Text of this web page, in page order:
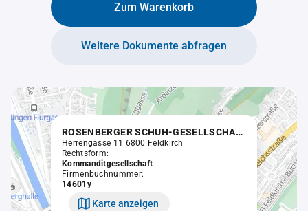
Zum Warenkorb
Weitere Dokumente abfragen
ROSENBERGER SCHUH-GESELLSCHAFT m.b.H. & Co. KG.
Herrengasse 11 6800 Feldkirch
Rechtsform:
Kommanditgesellschaft
Firmenbuchnummer:
14601y
Karte anzeigen